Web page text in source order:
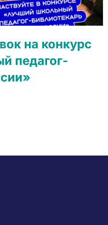
на конкурс
педагог-